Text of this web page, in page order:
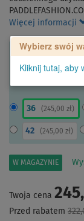
Więcej informacji
Wybierz swój
Kliknij tutaj, aby
36 ( 245,00 zł)
42 ( 245,00 zł)
W MAGAZYNIE
Twoja cena
Przed rabatem